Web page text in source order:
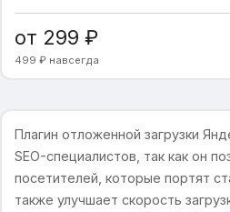
от 299 ₽
499 ₽ навсегда
Плагин отложенной загрузки
SEO-специалистов, так как он
посетителей, которые портят
также улучшает скорость